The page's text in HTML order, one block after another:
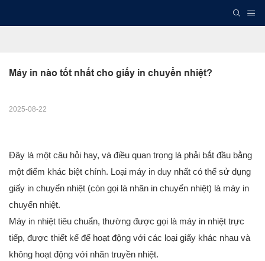
Máy in nào tốt nhất cho giấy in chuyển nhiệt?
2025-08-22
Đây là một câu hỏi hay, và điều quan trọng là phải bắt đầu bằng
một điểm khác biệt chính. Loại máy in duy nhất có thể sử dụng
giấy in chuyển nhiệt (còn gọi là nhãn in chuyển nhiệt) là máy in
chuyển nhiệt.
Máy in nhiệt tiêu chuẩn, thường được gọi là máy in nhiệt trực
tiếp, được thiết kế để hoạt động với các loại giấy khác nhau và
không hoạt động với nhãn truyền nhiệt.